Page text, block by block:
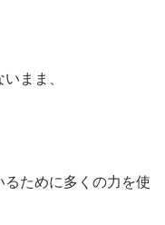
まま、
ために多くの力を使